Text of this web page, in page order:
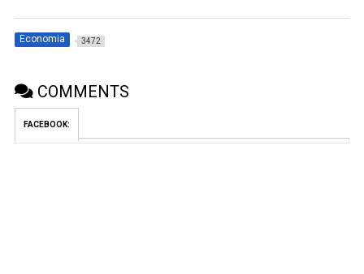
Economia 3472
COMMENTS
FACEBOOK: